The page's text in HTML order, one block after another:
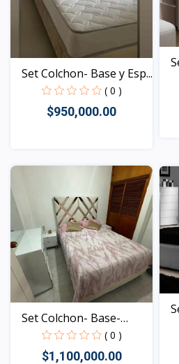
Set Colchon- Base y Esp...
( 0 )
$950,000.00
Vista
Set Colchon- Base-
Espa...
( 0 )
$1,100,000.00